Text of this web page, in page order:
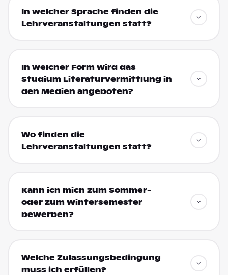
In welcher Sprache finden die
Lehrveranstaltungen statt?
In welcher Form wird das
Studium Literaturvermittlung in
den Medien angeboten?
Wo finden die
Lehrveranstaltungen statt?
Kann ich mich zum Sommer-
oder zum Wintersemester
bewerben?
Welche Zulassungsbedingung
muss ich erfüllen?